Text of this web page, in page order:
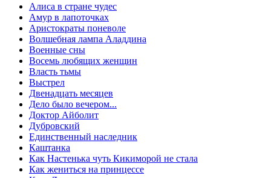
Алиса в стране чудес
Амур в лапоточках
Аристократы поневоле
Волшебная лампа Аладдина
Военные сны
Восемь любящих женщин
Власть тьмы
Выстрел
Двенадцать месяцев
Дело было вечером...
Доктор Айболит
Дубровский
Единственный наследник
Каштанка
Как Настенька чуть Кикиморой не стала
Как жениться на принцессе